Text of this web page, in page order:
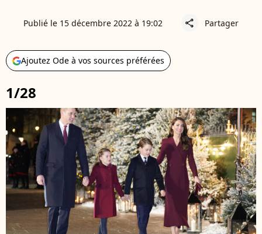
Publié le 15 décembre 2022 à 19:02 share Partager
Ajoutez Ode à vos sources préférées
1/28